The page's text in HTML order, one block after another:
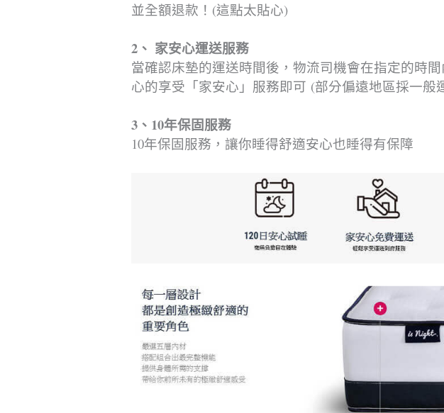
並全額退款！(這點太貼心)
2、 家安心運送服務
當確認床墊的運送時間後，物流司機會在指定的時
心的享受「家安心」服務即可 (部分偏遠地區採一般
3、10年保固服務
10年保固服務，讓你睡得舒適安心也睡得有保障